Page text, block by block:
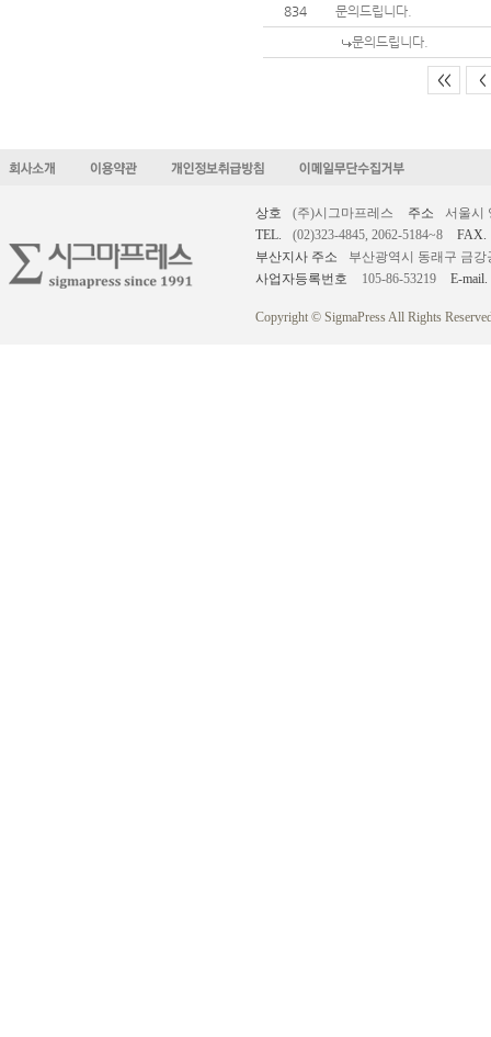
834
문의드립니다.
문의드립니다.
<< <
상호 (주)시그마프레스 주소
서울시
TEL.
(02)323-4845, 2062-5184~8
FAX.
부산지사 주소
부산광역시 동래구 금강
사업자등록번호
105-86-53219 E-mail.
Copyright © SigmaPress All Rights